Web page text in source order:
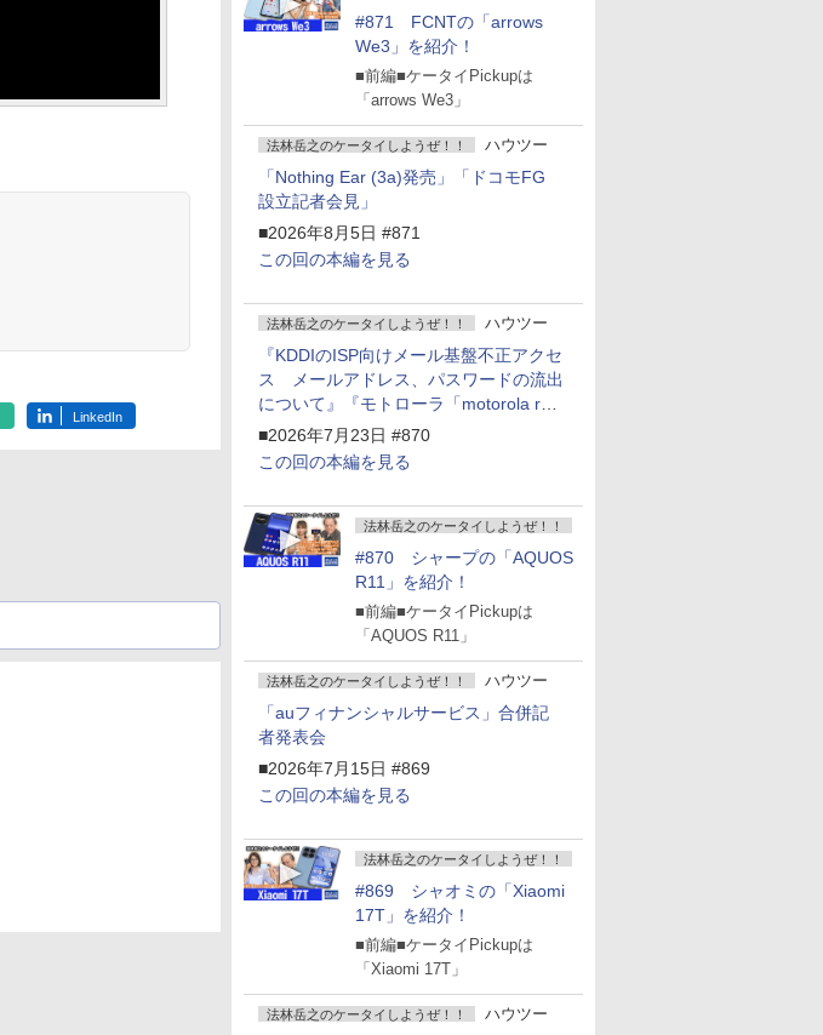
#871 FCNTの「arrows
We3」を紹介！
■前編■ケータイPickupは
「arrows We3」
法林岳之のケータイしようぜ！！ ハウツー
「Nothing Ear (3a)発売」「ドコモFG
設立記者会見」
■2026年8月5日 #871
この回の本編を見る
法林岳之のケータイしようぜ！！ ハウツー
『KDDIのISP向けメール基盤不正アクセ
ス メールアドレス、パスワードの流出
について』『モトローラ「motorola razr
fold」発表』『サムスン「Galaxy
Unpacked」開催』
■2026年7月23日 #870
この回の本編を見る
法林岳之のケータイしようぜ！！
#870 シャープの「AQUOS
R11」を紹介！
■前編■ケータイPickupは
「AQUOS R11」
法林岳之のケータイしようぜ！！ ハウツー
「auフィナンシャルサービス」合併記
者発表会
■2026年7月15日 #869
この回の本編を見る
法林岳之のケータイしようぜ！！
#869 シャオミの「Xiaomi
17T」を紹介！
■前編■ケータイPickupは
「Xiaomi 17T」
法林岳之のケータイしようぜ！！ ハウツー
LinkedIn